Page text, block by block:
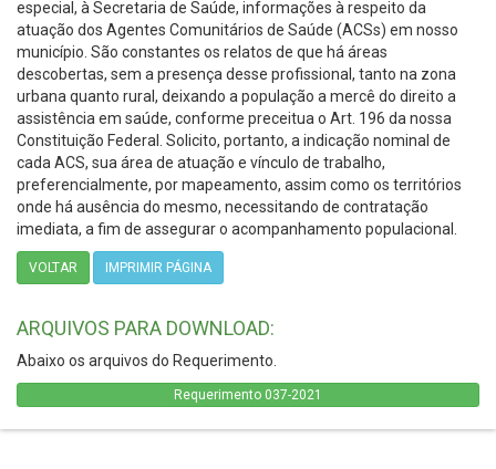
especial, à Secretaria de Saúde, informações à respeito da
atuação dos Agentes Comunitários de Saúde (ACSs) em nosso
município. São constantes os relatos de que há áreas
descobertas, sem a presença desse profissional, tanto na zona
urbana quanto rural, deixando a população a mercê do direito a
assistência em saúde, conforme preceitua o Art. 196 da nossa
Constituição Federal. Solicito, portanto, a indicação nominal de
cada ACS, sua área de atuação e vínculo de trabalho,
preferencialmente, por mapeamento, assim como os territórios
onde há ausência do mesmo, necessitando de contratação
imediata, a fim de assegurar o acompanhamento populacional.
VOLTAR IMPRIMIR PÁGINA
ARQUIVOS PARA DOWNLOAD:
Abaixo os arquivos do Requerimento.
Requerimento 037-2021